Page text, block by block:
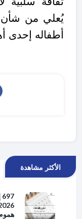
يُعلي من شأن
أطفاله إحدى
الأكثر مشاهدة
هموم